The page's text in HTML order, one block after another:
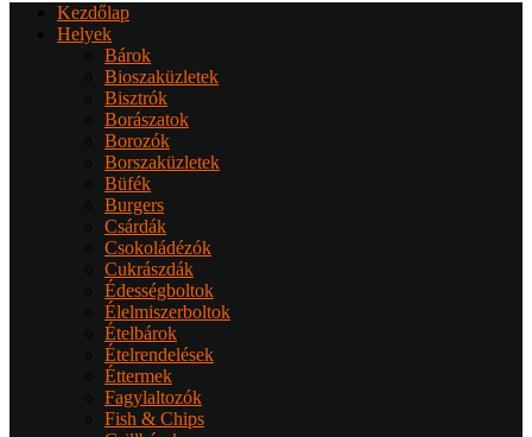
Kezdőlap
Helyek
Bárok
Bioszaküzletek
Bisztrók
Borászatok
Borozók
Borszaküzletek
Büfék
Burgers
Csárdák
Csokoládézók
Cukrászdák
Édességboltok
Élelmiszerboltok
Ételbárok
Ételrendelések
Éttermek
Fagylaltozók
Fish & Chips